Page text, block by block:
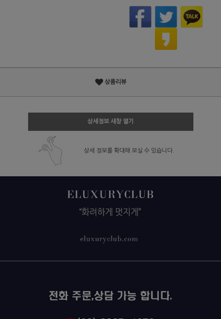
상품리뷰
상세정보 새창 열기
상세 정보를 확대해 보실 수 있습니다.